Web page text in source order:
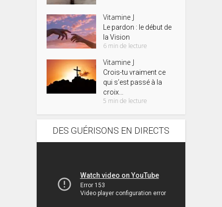
Vitamine J
Le pardon : le début de
la Vision
6 min de lecture
Vitamine J
Crois-tu vraiment ce
qui s’est passé à la
croix...
5 min de lecture
DES GUÉRISONS EN DIRECTS